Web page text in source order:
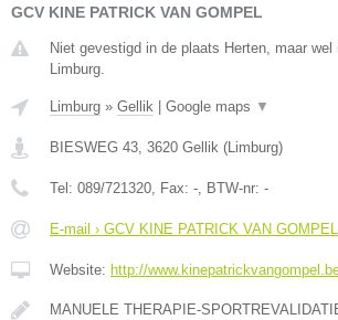
GCV KINE PATRICK VAN GOMPEL
Niet gevestigd in de plaats Herten, maar wel
Limburg.
Limburg » Gellik Google maps ▼
BIESWEG 43, 3620 Gellik (Limburg)
Tel: 089/721320, Fax: -, BTW-nr: -
E-mail › GCV KINE PATRICK VAN GOMPEL
Website: http://
MANUELE THERAPIE-